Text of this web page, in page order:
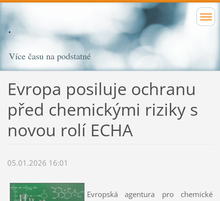
Více času na podstatné
Evropa posiluje ochranu
před chemickými riziky s
novou rolí ECHA
05.01.2026 16:01
Evropská agentura pro chemické